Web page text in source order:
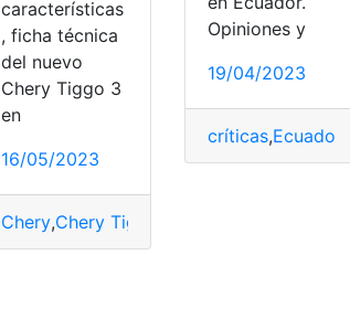
ficha técnica, opiniones
características
, ficha técnica
del nuevo
Chery Tiggo 3
en
16/05/2023
Chery,Chery Tiggo
Opiniones y
19/04/2023
críticas,Ecuador